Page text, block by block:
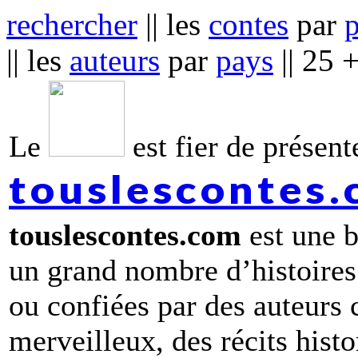
rechercher || les contes par
|| les auteurs par pays || 25
Le est fier de
touslescontes.com est une
un grand nombre
ou confiées par des
merveilleux, des récits